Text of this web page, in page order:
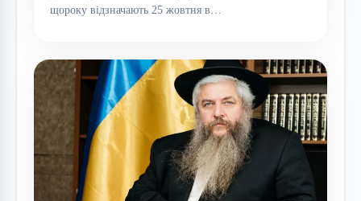
щороку відзначають 25 жовтня в…